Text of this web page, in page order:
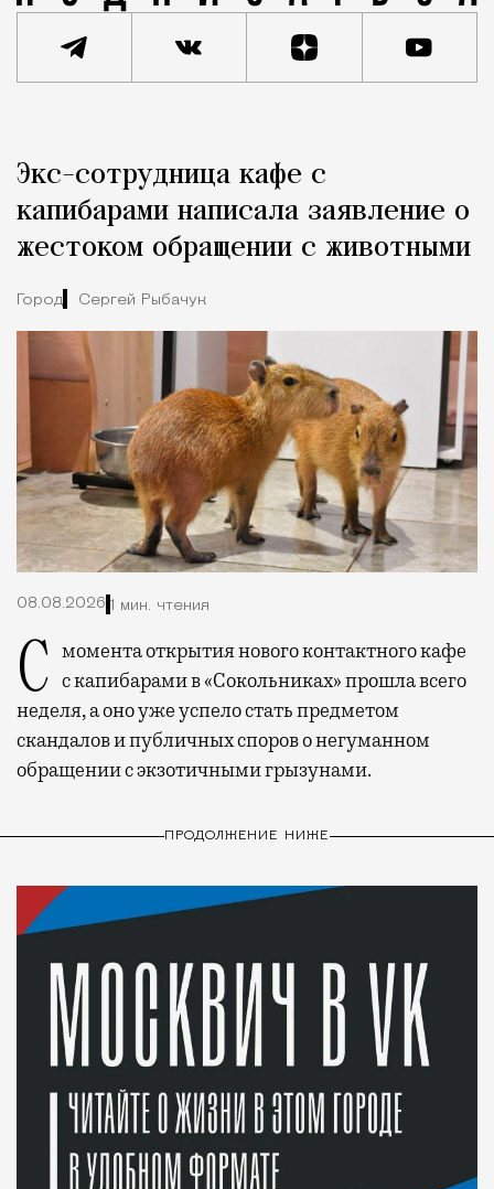
Город
Экс-сотрудница кафе с
капибарами написала заявление о
жестоком обращении с животными
Город Сергей Рыбачук
08.08.2026 1 мин. чтения
С момента открытия нового контактного кафе с капибарами в «Сокольниках» прошла всего
неделя, а оно уже успело стать предметом
скандалов и публичных споров о негуманном
обращении с экзотичными грызунами.
ПРОДОЛЖЕНИЕ НИЖЕ